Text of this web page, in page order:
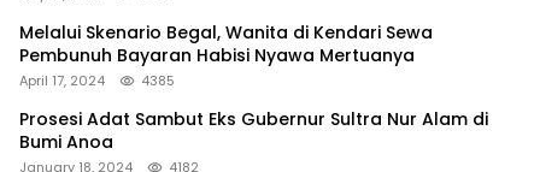
Melalui Skenario Begal, Wanita di Kendari Sewa
Pembunuh Bayaran Habisi Nyawa Mertuanya
April 17, 2024 4385
Prosesi Adat Sambut Eks Gubernur Sultra Nur Alam di
Bumi Anoa
January 18, 2024 4182